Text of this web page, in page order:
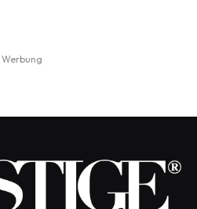
Werbung